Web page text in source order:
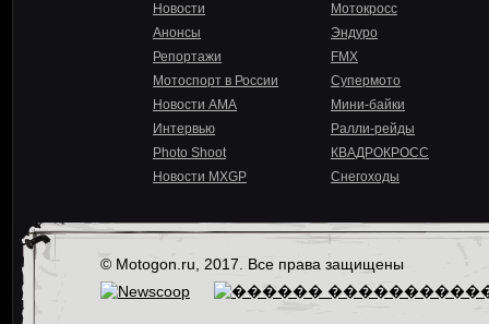
Новости
Анонсы
Репортажи
Мотоспорт в России
Новости AMA
Интервью
Photo Shoot
Новости MXGP
Мотокросс
Эндуро
FMX
Супермото
Мини-байки
Ралли-рейды
КВАДРОКРОСС
Снегоходы
© Motogon.ru, 2017. Все права защищены